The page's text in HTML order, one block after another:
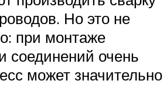
Но это не
при монтаже
соединений очень
может значительно